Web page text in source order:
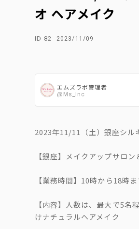
オ ヘアメイク
ID-82 2023/11/09
エムズラボ管理者
@Ms_Inc
2023年11/11（土）銀座シル
【銀座】メイクアップサロ
【業務時間】10時から18時
【内容】人数は、最大で5
けナチュラルヘアメイク